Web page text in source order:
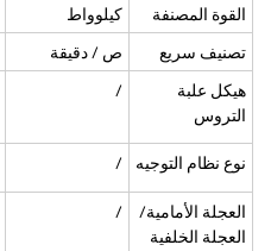
القوة المصنفة
كيلوواط
تصنيف سريع
ص / دقيقة
هيكل علبة
التروس
/
نوع نظام التوجيه /
العجلة الأمامية/
العجلة الخلفية
/